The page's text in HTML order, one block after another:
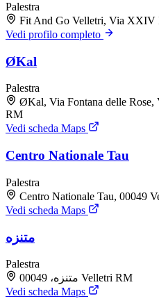
Palestra
Fit And Go Velletri, Via XXIV
Vedi profilo completo
ØKal
Palestra
ØKal, Via Fontana delle
RM
Vedi scheda Maps
Centro Nationale Tau
Palestra
Centro Nationale Tau, 00049
Vedi scheda Maps
متنزه
Palestra
متنزه، 00049 Velletri RM
Vedi scheda Maps